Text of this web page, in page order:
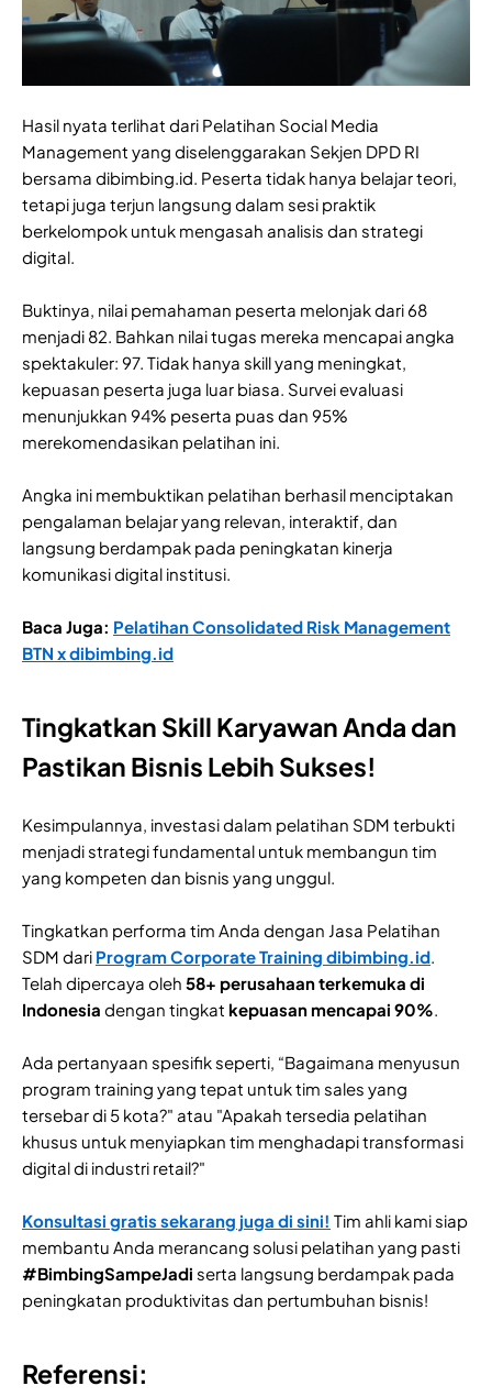
Hasil nyata terlihat dari Pelatihan Social Media
Management yang diselenggarakan Sekjen DPD RI
bersama dibimbing.id. Peserta tidak hanya belajar teori,
tetapi juga terjun langsung dalam sesi praktik
berkelompok untuk mengasah analisis dan strategi
digital.
Buktinya, nilai pemahaman peserta melonjak dari 68
menjadi 82. Bahkan nilai tugas mereka mencapai angka
spektakuler: 97. Tidak hanya skill yang meningkat,
kepuasan peserta juga luar biasa. Survei evaluasi
menunjukkan 94% peserta puas dan 95%
merekomendasikan pelatihan ini.
Angka ini membuktikan pelatihan berhasil menciptakan
pengalaman belajar yang relevan, interaktif, dan
langsung berdampak pada peningkatan kinerja
komunikasi digital institusi.
Baca Juga: Pelatihan Consolidated Risk Management
BTN x dibimbing.id
Tingkatkan Skill Karyawan Anda dan
Pastikan Bisnis Lebih Sukses!
Kesimpulannya, investasi dalam pelatihan SDM terbukti
menjadi strategi fundamental untuk membangun tim
yang kompeten dan bisnis yang unggul.
Tingkatkan performa tim Anda dengan Jasa Pelatihan
SDM dari Program Corporate Training dibimbing.id.
Telah dipercaya oleh 58+ perusahaan terkemuka di
Indonesia dengan tingkat kepuasan mencapai 90%.
Ada pertanyaan spesifik seperti, “Bagaimana menyusun
program training yang tepat untuk tim sales yang
tersebar di 5 kota?" atau "Apakah tersedia pelatihan
khusus untuk menyiapkan tim menghadapi transformasi
digital di industri retail?"
Konsultasi gratis sekarang juga di sini! Tim ahli kami siap
membantu Anda merancang solusi pelatihan yang pasti
#BimbingSampeJadi serta langsung berdampak pada
peningkatan produktivitas dan pertumbuhan bisnis!
Referensi: